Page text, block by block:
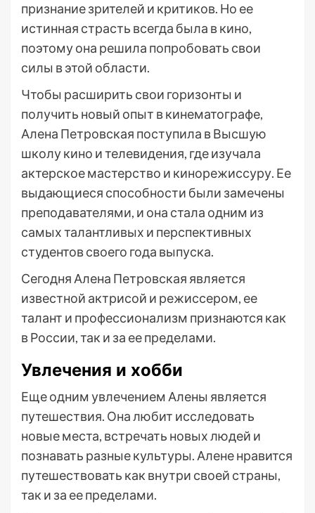
признание зрителей и критиков. Но ее
истинная страсть всегда была в кино,
поэтому она решила попробовать свои
силы в этой области.
Чтобы расширить свои горизонты и
получить новый опыт в кинематографе,
Алена Петровская поступила в Высшую
школу кино и телевидения, где изучала
актерское мастерство и кинорежиссуру. Ее
выдающиеся способности были замечены
преподавателями, и она стала одним из
самых талантливых и перспективных
студентов своего года выпуска.
Сегодня Алена Петровская является
известной актрисой и режиссером, ее
талант и профессионализм признаются как
в России, так и за ее пределами.
Увлечения и хобби
Еще одним увлечением Алены является
путешествия. Она любит исследовать
новые места, встречать новых людей и
познавать разные культуры. Алене нравится
путешествовать как внутри своей страны,
так и за ее пределами.